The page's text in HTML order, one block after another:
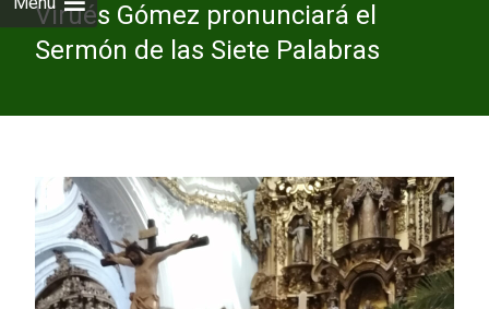
Virués Gómez pronunciará el
Sermón de las Siete Palabras